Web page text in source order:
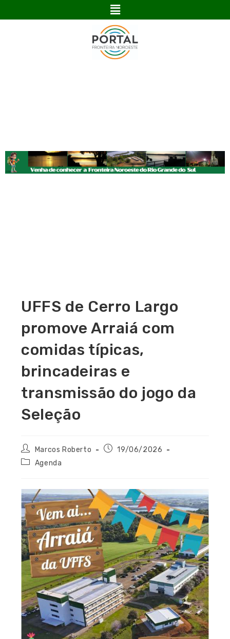
UFFS de Cerro Largo
promove Arraiá com
comidas típicas,
brincadeiras e
transmissão do jogo da
Seleção
Marcos Roberto
19/06/2026
Agenda